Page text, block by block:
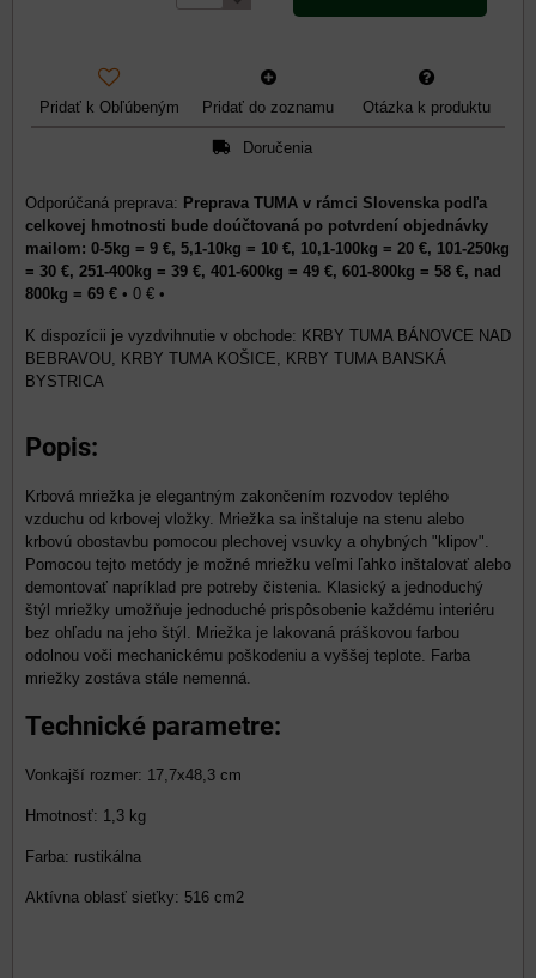
Pridať k Obľúbeným Pridať do zoznamu Otázka k produktu
Doručenia
Preprava TUMA v rámci Slovenska podľa
celkovej hmotnosti bude doúčtovaná po potvrdení objednávky
mailom: 0-5kg = 9 €, 5,1-10kg = 10 €, 10,1-100kg = 20 €, 101-250kg
= 30 €, 251-400kg = 39 €, 401-600kg = 49 €, 601-800kg = 58 €, nad
800kg = 69 € • 0 € •
KRBY TUMA BÁNOVCE NAD
BEBRAVOU, KRBY TUMA KOŠICE, KRBY TUMA BANSKÁ
BYSTRICA
Popis:
Krbová mriežka je elegantným zakončením rozvodov teplého
vzduchu od krbovej vložky. Mriežka sa inštaluje na stenu alebo
krbovú obostavbu pomocou plechovej vsuvky a ohybných "klipov".
Pomocou tejto metódy je možné mriežku veľmi ľahko inštalovať alebo
demontovať napríklad pre potreby čistenia. Klasický a jednoduchý
štýl mriežky umožňuje jednoduché prispôsobenie každému interiéru
bez ohľadu na jeho štýl. Mriežka je lakovaná práškovou farbou
odolnou voči mechanickému poškodeniu a vyššej teplote. Farba
mriežky zostáva stále nemenná.
Technické parametre:
Vonkajší rozmer: 17,7x48,3 cm
Hmotnosť: 1,3 kg
Farba: rustikálna
Aktívna oblasť sieťky: 516 cm2